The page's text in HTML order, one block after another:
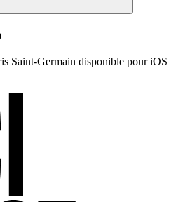
Saint-Germain disponible pour iOS